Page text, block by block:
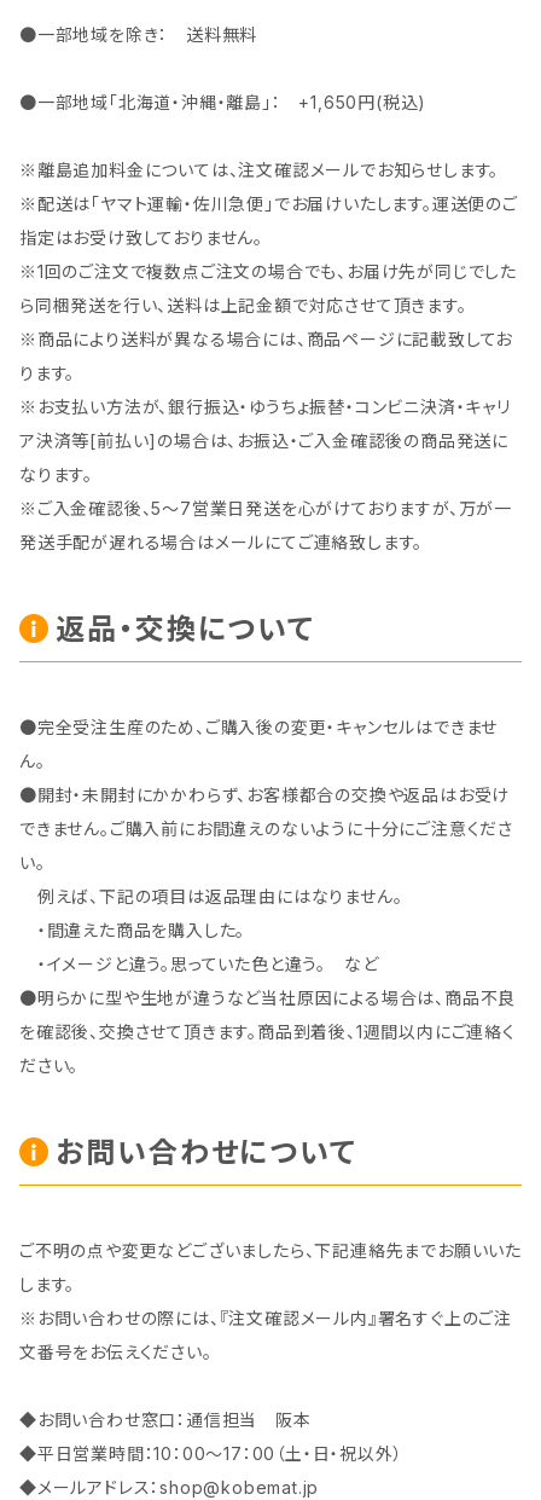
●一部地域を除き： 送料無料
●一部地域「北海道・沖縄・離島」： +1,650円(税込)
※離島追加料金については、注文確認メールでお知らせします。
※配送は「ヤマト運輸・佐川急便」でお届けいたします。運送便のご
指定はお受け致しておりません。
※1回のご注文で複数点ご注文の場合でも、お届け先が同じでした
ら同梱発送を行い、送料は上記金額で対応させて頂きます。
※商品により送料が異なる場合には、商品ページに記載致してお
ります。
※お支払い方法が、銀行振込・ゆうちょ振替・コンビニ決済・キャリ
ア決済等[前払い]の場合は、お振込・ご入金確認後の商品発送に
なります。
※ご入金確認後、5～7営業日発送を心がけておりますが、万が一
発送手配が遅れる場合はメールにてご連絡致します。
返品・交換について
●完全受注生産のため、ご購入後の変更・キャンセルはできませ
ん。
●開封・未開封にかかわらず、お客様都合の交換や返品はお受け
できません。ご購入前にお間違えのないように十分にご注意くださ
い。
例えば、下記の項目は返品理由にはなりません。
・間違えた商品を購入した。
・イメージと違う。思っていた色と違う。 など
●明らかに型や生地が違うなど当社原因による場合は、商品不良
を確認後、交換させて頂きます。商品到着後、1週間以内にご連絡く
ださい。
お問い合わせについて
ご不明の点や変更などございましたら、下記連絡先までお願いいた
します。
※お問い合わせの際には、『注文確認メール内』署名すぐ上のご注
文番号をお伝えください。
◆お問い合わせ窓口：通信担当 阪本
◆平日営業時間：10：00～17：00（土・日・祝以外）
◆メールアドレス：shop@kobemat.jp